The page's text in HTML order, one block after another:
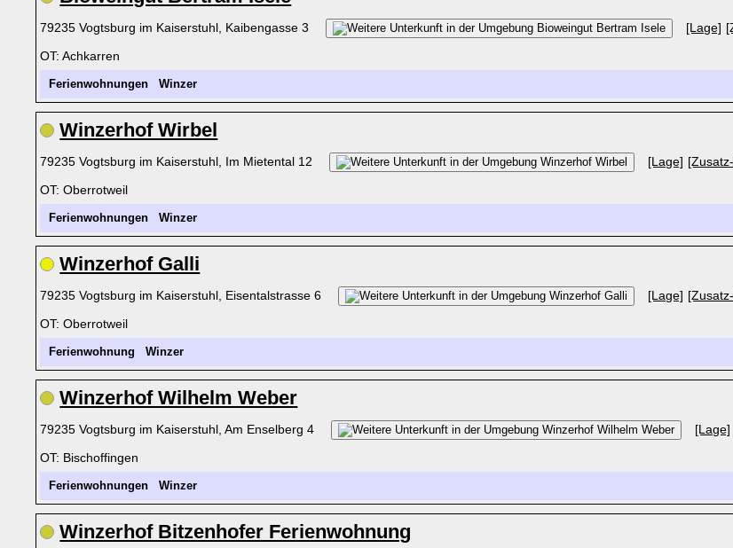
79235 Vogtsburg im Kaiserstuhl, Kaibengasse 3 [Lage]
OT: Achkarren
Ferienwohnungen Winzer
Winzerhof Wirbel
79235 Vogtsburg im Kaiserstuhl, Im Mietental 12 [Lage]
OT: Oberrotweil
Ferienwohnungen Winzer
Winzerhof Galli
79235 Vogtsburg im Kaiserstuhl, Eisentalstrasse 6 [Lage]
OT: Oberrotweil
Ferienwohnung Winzer
Winzerhof Wilhelm Weber
79235 Vogtsburg im Kaiserstuhl, Am Enselberg 4 [Lage]
OT: Bischoffingen
Ferienwohnungen Winzer
Winzerhof Bitzenhofer Ferienwohnung